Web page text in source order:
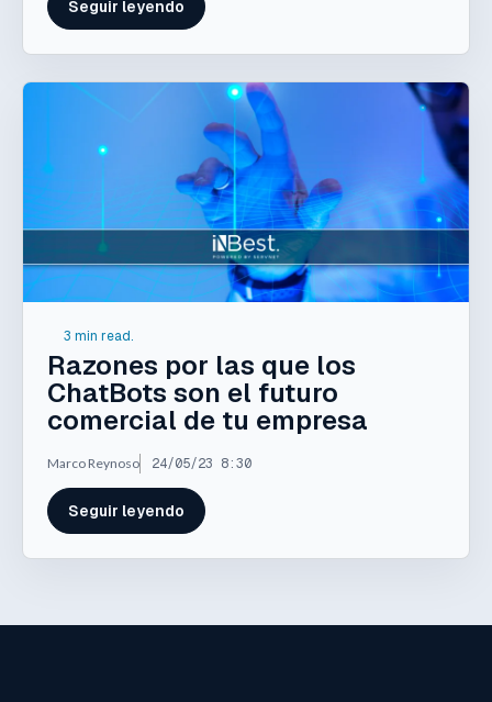
Seguir leyendo
3 min read.
Razones por las que los
ChatBots son el futuro
comercial de tu empresa
Marco Reynoso 24/05/23 8:30
Seguir leyendo